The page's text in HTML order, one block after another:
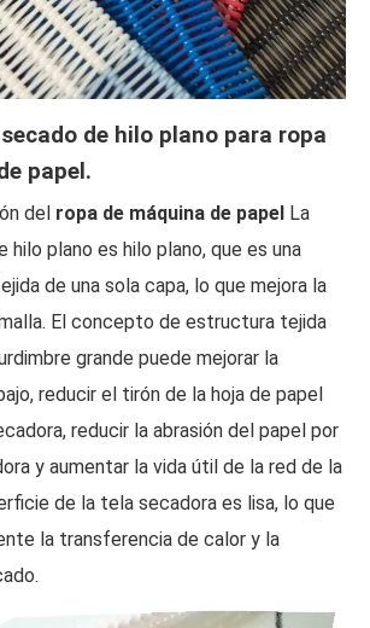
de hilo plano para ropa
papel.
del ropa de máquina de papel La
hilo plano es hilo plano, que es una
de una sola capa, lo que mejora la
El concepto de estructura tejida
grande puede mejorar la
reducir el tirón de la hoja de papel
reducir la abrasión del papel por
y aumentar la vida útil de la red de la
de la tela secadora es lisa, lo que
la transferencia de calor y la